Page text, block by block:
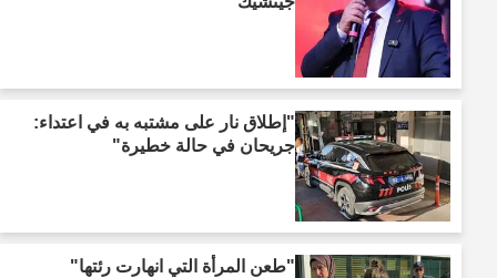
"إطلاق نار على مشتبه به في اعتداء:
جريحان في حالة خطيرة"
"طعن المرأة التي انهارت رئتها"